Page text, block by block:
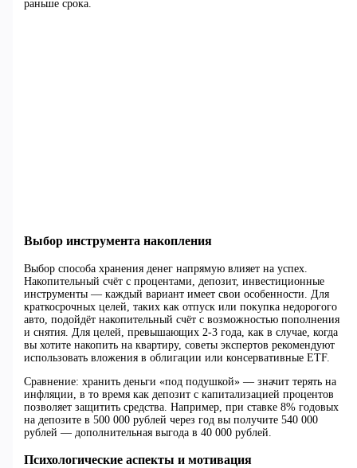
раньше срока.
Выбор инструмента накопления
Выбор способа хранения денег напрямую влияет на успех.
Накопительный счёт с процентами, депозит, инвестиционные
инструменты — каждый вариант имеет свои особенности. Для
краткосрочных целей, таких как отпуск или покупка недорогого
авто, подойдёт накопительный счёт с возможностью пополнения
и снятия. Для целей, превышающих 2-3 года, как в случае, когда
вы хотите накопить на квартиру, советы экспертов рекомендуют
использовать вложения в облигации или консервативные ETF.
Сравнение: хранить деньги «под подушкой» — значит терять на
инфляции, в то время как депозит с капитализацией процентов
позволяет защитить средства. Например, при ставке 8% годовых
на депозите в 500 000 рублей через год вы получите 540 000
рублей — дополнительная выгода в 40 000 рублей.
Психологические аспекты и мотивация